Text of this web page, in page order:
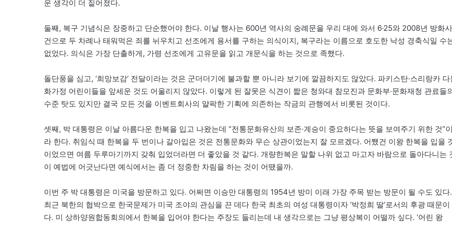
운 생각이 더 짙어졌다.
둘째, 복구 기념식은 장중하고 단순했어야 한다. 이날 행사는 600년 역사의 숭례문을 우리 대에 와서 6·25와 2008년 방화사
건으로 두 차례나 태워먹은 죄를 뉘우치고 선조에게 용서를 구하는 의식이지, 복구라는 이름으로 호도한 낙성 경축식일 수
없었다. 의식은 가장 단출하게, 가령 선조에게 고유문을 읽고 개문식을 하는 것으로 족했다.
돌단풍을 심고, ‘희망보감’ 전달이라는 것은 군더더기에 불과할 뿐 아니라 보기에 깔끔하지도 않았다. 파키스탄·스리랑카 다
화가정 어린이들을 앞세운 것도 어울리지 않았다. 이렇게 된 잘못은 식견이 짧은 청와대 참모진과 문화부·문화재청 관료들
수준 탓도 있지만 결국 모든 것을 이벤트회사의 얄팍한 기획에 의존하는 작금의 관행에서 비롯된 것이다.
셋째, 박 대통령은 이날 아름다운 한복을 입고 나왔는데 “전통문화유산의 보존·계승이 중요하다는 뜻을 보여주기 위한 것”이
라 한다. 취임식 때 한복을 두 번이나 갈아입은 것은 전통문화와 무슨 상관이었는지 잘 모르겠다. 어쨌건 이왕 한복을 입을
이었으면 여름 두루마기까지 갖춰 입었더라면 더 좋았을 것 같다. 개량한복은 말할 나위 없고 마고자 바람으로 돌아다니는
이 예법에 어긋난다면 예식에서는 좀 더 정중한 차림을 하는 것이 어땠을까.
이번 주 박 대통령은 미국을 방문하고 있다. 어쩌면 이승만 대통령의 1954년 방미 이래 가장 주목 받는 방문이 될 수도 있다.
최근 북한의 협박으로 한국문제가 미국 조야의 관심을 끈 데다 한국 최초의 여성 대통령이자 ‘박정희 딸’로서의 후광 때문이
다. 미 상하양원합동회의에서 한복을 입어야 한다는 주장도 들리는데 내 생각으로는 그냥 평상복이 어떨까 싶다. ‘어린 왕